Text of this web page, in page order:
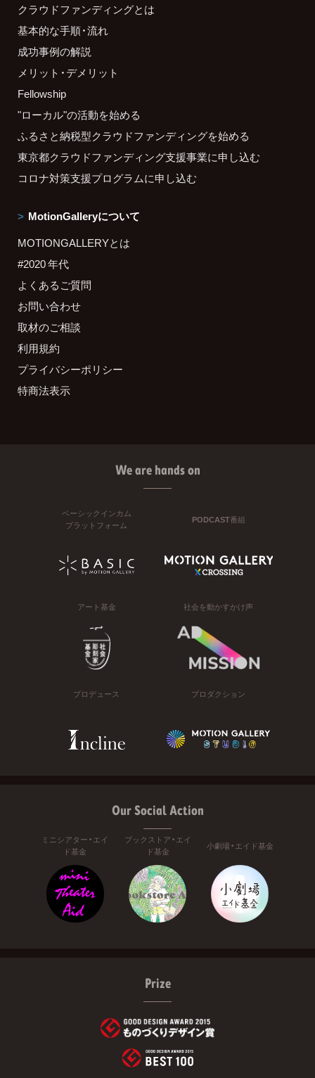
クラウドファンディングとは
基本的な手順・流れ
成功事例の解説
メリット・デメリット
Fellowship
"ローカル"の活動を始める
ふるさと納税型クラウドファンディングを始める
東京都クラウドファンディング支援事業に申し込む
コロナ対策支援プログラムに申し込む
MotionGalleryについて
MOTIONGALLERYとは
#2020 年代
よくあるご質問
お問い合わせ
取材のご相談
利用規約
プライバシーポリシー
特商法表示
We are hands on
ベーシックインカム
プラットフォーム
PODCAST番組
アート基金 社会を動かすかけ声
プロデュース プロダクション
Our Social Action
ミニシアター・エイ
ド基金
ブックストア・エイ
ド基金
小劇場・エイド基金
Prize